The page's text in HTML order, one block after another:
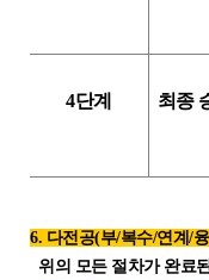
4단계 최종
6. 다전공(부/복수/연계/
위의 모든 절차가 완료